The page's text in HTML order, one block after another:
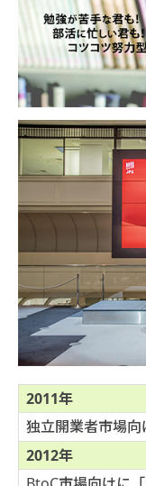
2011年
独立開業者市場
2012年